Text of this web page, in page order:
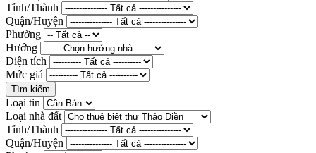
Tỉnh/Thành
Quận/Huyện
Phường
Hướng
Diện tích
Mức giá
Loại tin
Loại nhà đất
Tỉnh/Thành
Quận/Huyện